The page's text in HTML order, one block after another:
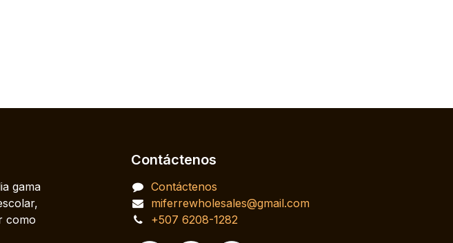
gama
como
Contáctenos
Contáctenos
miferrewholesales@gmail.com
+507 6208-1282